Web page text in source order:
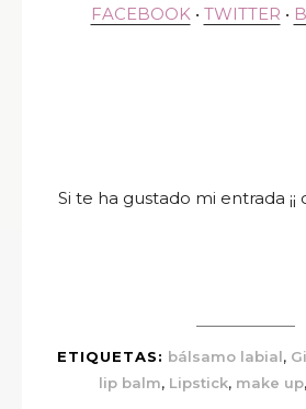
FACEBOOK • TWITTER •
Si te ha gustado mi entrada
ETIQUETAS: bálsamo labial,
lip balm, Lipstick, make up,